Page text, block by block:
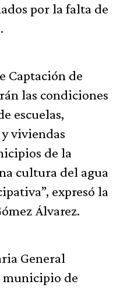
por la falta de
Captación de
las condiciones
escuelas,
viviendas
de la
cultura del agua
expresó la
Álvarez.
General
municipio de